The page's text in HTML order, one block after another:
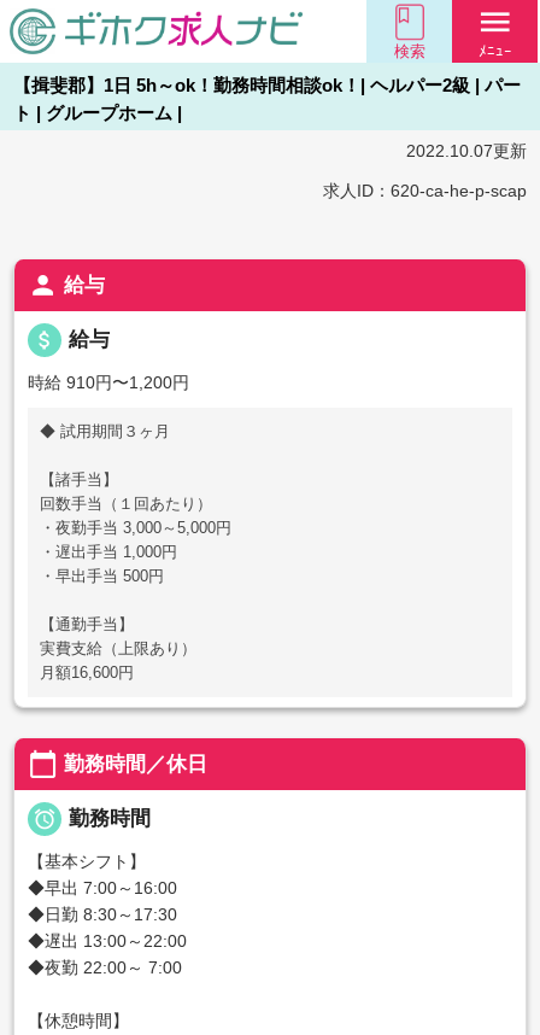
検索
menu
ﾒﾆｭｰ
【揖斐郡】1日 5h～ok！勤務時間相談ok！| ヘルパー2級 | パー
ト | グループホーム |
2022.10.07更新
求人ID：620-ca-he-p-scap
person 給与
attach_money 給与
時給 910円〜1,200円
◆ 試用期間３ヶ月
【諸手当】
回数手当（１回あたり）
・夜勤手当 3,000～5,000円
・遅出手当 1,000円
・早出手当 500円
【通勤手当】
実費支給（上限あり）
月額16,600円
calendar_today 勤務時間／休日
 勤務時間
【基本シフト】
◆早出 7:00～16:00
◆日勤 8:30～17:30
◆遅出 13:00～22:00
◆夜勤 22:00～ 7:00
【休憩時間】